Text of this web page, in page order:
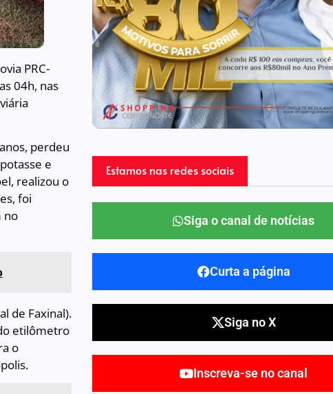
PRC-
04h, nas
perdeu
e
realizou o
foi
no
de Faxinal).
etilômetro
o
Estamos nas redes sociais
Siga o canal de notícias
Curta a página
Siga no X
Inscreva-se no canal